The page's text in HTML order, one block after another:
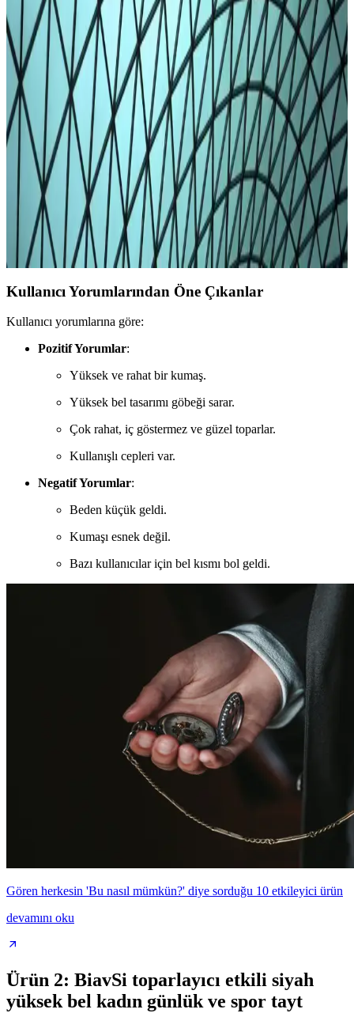
kullanımıyla öne çıkar.
Kadın Taytleri: Moda ve Konforun Buluştuğu
Güncel Trendler ve Seçim İpuçları
Kadın taytları, rahatlık ve şıklığı bir arada sunar. Güncel modeller,
tarz ve konforu ön planda tutan seçim ipuçlarıyla her kadının
gardırobunda önemli yer tutar.
Erkekler İçin Beyaz Tayt: Günlük ve Spor
Kombinasyonlarıyla Modern Tarzın Anahtar
Parçası
Modern erkek giyiminde beyaz tayt, rahatlık ve şıklığı bir arada
sunar. Doğru seçim ve kombinasyonlarla günlük ve spor tarzınızı
tamamlayabilirsiniz.
Kullanıcı Yorumlarından Öne Çıkanlar
Kullanıcı yorumlarına göre:
Pozitif Yorumlar:
Yüksek ve rahat bir kumaş.
Yüksek bel tasarımı göbeği sarar.
Çok rahat, iç göstermez ve güzel toparlar.
Kullanışlı cepleri var.
Negatif Yorumlar:
Beden küçük geldi.
Kumaşı esnek değil.
Bazı kullanıcılar için bel kısmı bol geldi.
Gören herkesin 'Bu nasıl mümkün?' diye sorduğu 10 etkileyici ürün
devamını oku
Ürün 2: BiavSi toparlayıcı etkili siyah
yüksek bel kadın günlük ve spor tayt